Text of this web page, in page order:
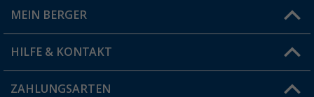
Filiale finden
MEIN BERGER
Vorteilskarte
Blog
HILFE & KONTAKT
FAQ & Kontakt
ZAHLUNGSARTEN